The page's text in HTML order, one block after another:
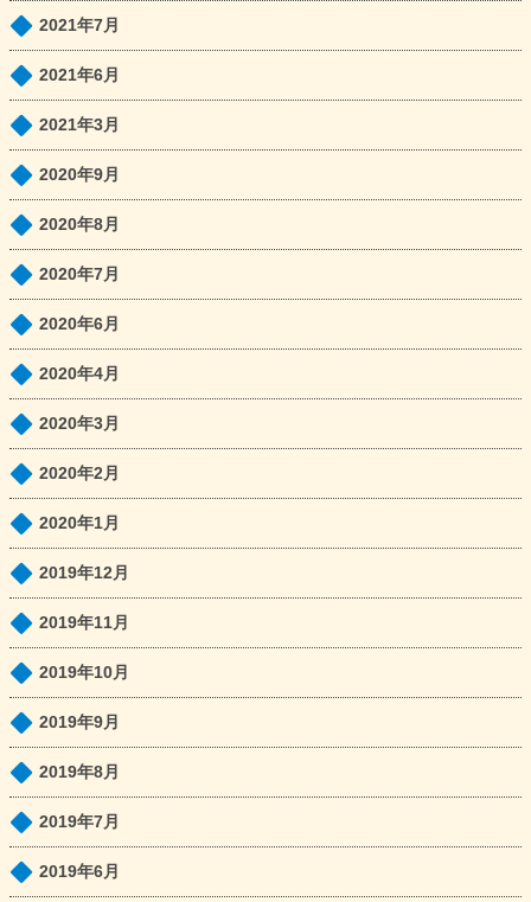
2021年7月
2021年6月
2021年3月
2020年9月
2020年8月
2020年7月
2020年6月
2020年4月
2020年3月
2020年2月
2020年1月
2019年12月
2019年11月
2019年10月
2019年9月
2019年8月
2019年7月
2019年6月